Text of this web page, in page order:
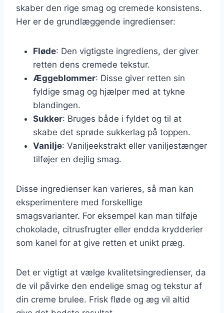
skaber den rige smag og cremede konsistens.
Her er de grundlæggende ingredienser:
Fløde: Den vigtigste ingrediens, der giver
retten dens cremede tekstur.
Æggeblommer: Disse giver retten sin
fyldige smag og hjælper med at tykne
blandingen.
Sukker: Bruges både i fyldet og til at
skabe det sprøde sukkerlag på toppen.
Vanilje: Vaniljeekstrakt eller vaniljestænger
tilføjer en dejlig smag.
Disse ingredienser kan varieres, så man kan
eksperimentere med forskellige
smagsvarianter. For eksempel kan man tilføje
chokolade, citrusfrugter eller endda krydderier
som kanel for at give retten et unikt præg.
Det er vigtigt at vælge kvalitetsingredienser, da
de vil påvirke den endelige smag og tekstur af
din creme brulee. Frisk fløde og æg vil altid